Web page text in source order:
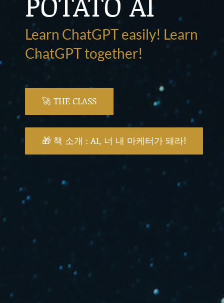
Learn ChatGPT easily! Learn
ChatGPT together!
🚀 THE CLASS
🎁 책 소개 : AI, 너 내 마케터가 돼라!